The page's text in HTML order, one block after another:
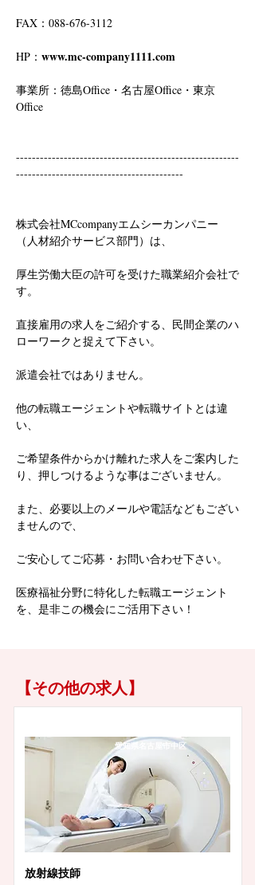
FAX：088-676-3112
HP： www.mc-company1111.com
事業所：徳島Office・名古屋Office・東京
Office
--------------------------------------------------------
------------------------------------------
株式会社MCcompanyエムシーカンパニー
（人材紹介サービス部門）は、
厚生労働大臣の許可を受けた職業紹介会社で
す。
直接雇用の求人をご紹介する、民間企業のハ
ローワークと捉えて下さい。
派遣会社ではありません。
他の転職エージェントや転職サイトとは違
い、
ご希望条件からかけ離れた求人をご案内した
り、押しつけるような事はございません。
また、必要以上のメールや電話などもござい
ませんので、
ご安心してご応募・お問い合わせ下さい。
医療福祉分野に特化した転職エージェント
を、是非この機会にご活用下さい！
【その他の求人】
愛知県名古屋市中区
放射線技師